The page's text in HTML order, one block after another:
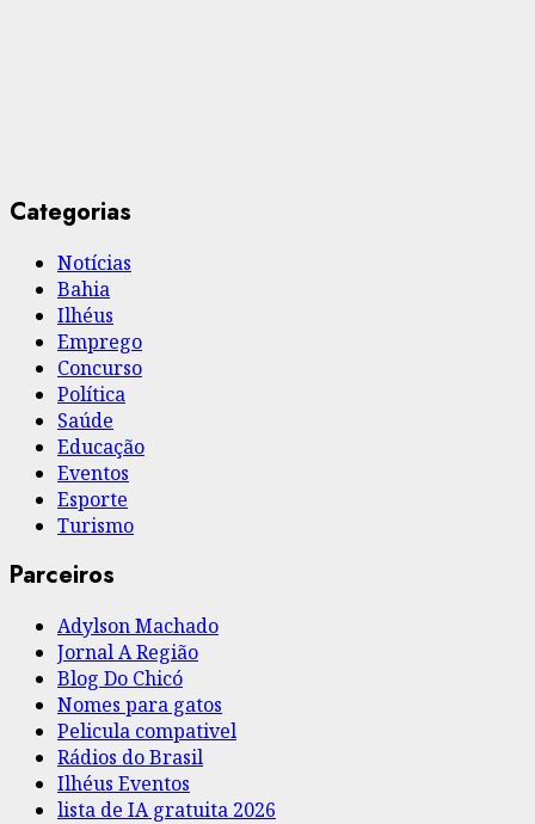
Categorias
Notícias
Bahia
Ilhéus
Emprego
Concurso
Política
Saúde
Educação
Eventos
Esporte
Turismo
Parceiros
Adylson Machado
Jornal A Região
Blog Do Chicó
Nomes para gatos
Pelicula compativel
Rádios do Brasil
Ilhéus Eventos
lista de IA gratuita 2026